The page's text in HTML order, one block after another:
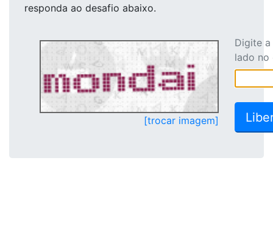
responda ao desafio abaixo.
[trocar imagem]
Digite
lado no